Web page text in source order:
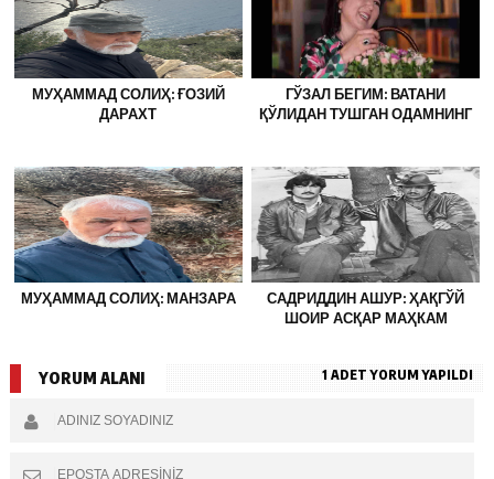
МУҲАММАД СОЛИҲ: ҒОЗИЙ
ДАРАХТ
ГЎЗАЛ БЕГИМ: ВАТАНИ
ҚЎЛИДАН ТУШГАН ОДАМНИНГ
МУҲАММАД СОЛИҲ: МАНЗАРА
САДРИДДИН АШУР: ҲАҚГЎЙ
ШОИР АСҚАР МАҲКАМ
YORUM ALANI 1 ADET YORUM YAPILDI